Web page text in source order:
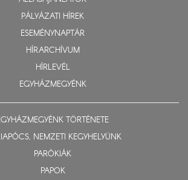
PÁLYÁZATI HÍREK
ESEMÉNYNAPTÁR
HÍRARCHÍVUM
HÍRLEVÉL
EGYHÁZMEGYÉNK
TÖRTÉNETE
NEMZETI KEGYHELYÜNK
PARÓKIÁK
PAPOK